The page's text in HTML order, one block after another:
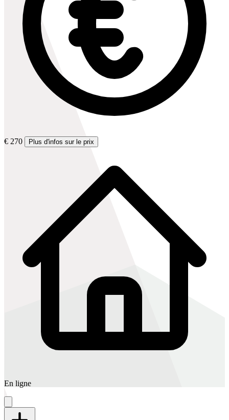
€ 270 Plus d'infos sur le prix
En ligne